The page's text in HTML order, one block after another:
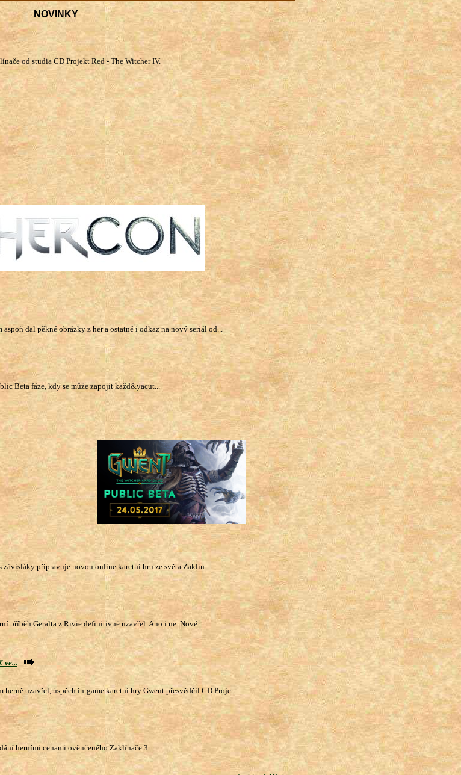
NOVINKY
od studia CD Projekt Red - The Witcher IV.
dal pěkné obrázky z her a ostatně i odkaz na nový seriál od...
Beta fáze, kdy se může zapojit každ&yacut...
závisláky připravuje novou online karetní hru ze světa Zaklín...
příběh Geralta z Rivie definitivně uzavřel. Ano i ne. Nové
ve...
herně uzavřel, úspěch in-game karetní hry Gwent přesvědčil CD Proje...
herními cenami ověnčeného Zaklínače 3...